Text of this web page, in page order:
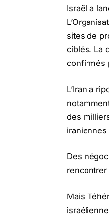
Israël a
sites de
ciblés. La
confirmés
L’Iran a
des
Des
rencontrer
Mais